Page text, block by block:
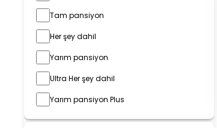
Tam pansiyon
Her şey dahil
Yarım pansiyon
Ultra Her şey dahil
Yarım pansiyon Plus